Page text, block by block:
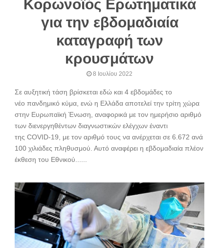
Κορωνοϊός Ερωτηματικά
για την εβδομαδιαία
καταγραφή των
κρουσμάτων
8 Ιουλίου 2022
Σε αυξητική τάση βρίσκεται εδώ και 4 εβδομάδες το
νέο πανδημικό κύμα, ενώ η Ελλάδα αποτελεί την τρίτη χώρα
στην Ευρωπαϊκή Ένωση, αναφορικά με τον ημερήσιο αριθμό
των διενεργηθέντων διαγνωστικών ελέγχων έναντι
της COVID-19, με τον αριθμό τους να ανέρχεται σε 6.672 ανά
100 χιλιάδες πληθυσμού. Αυτό αναφέρει η εβδομαδιαία πλέον
έκθεση του Εθνικού......